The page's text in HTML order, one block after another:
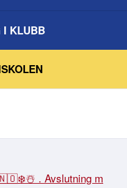
I KLUBB
🇳🇴❄️☃️ . Avslutning m